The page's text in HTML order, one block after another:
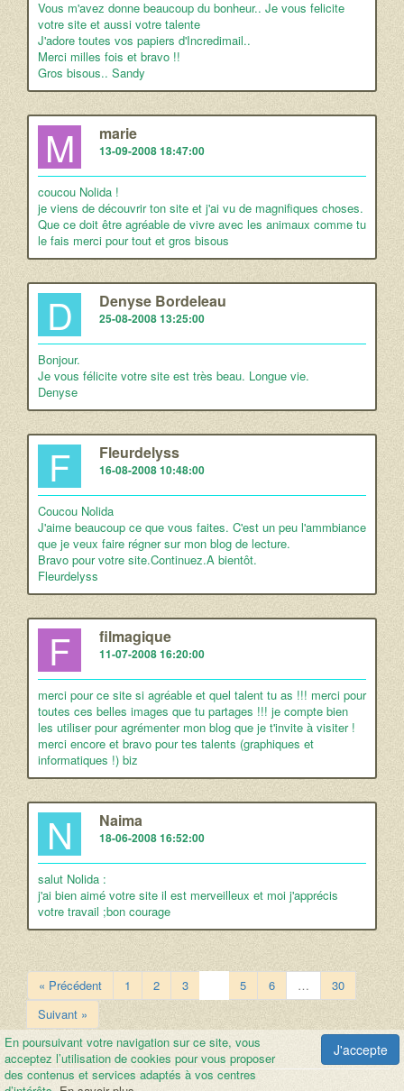
En poursuivant votre navigation sur ce site, vous
acceptez l’utilisation de cookies pour vous proposer
des contenus et services adaptés à vos centres
J'accepte
Vous m'avez donne beaucoup du bonheur.. Je vous felicite
votre site et aussi votre talente
J'adore toutes vos papiers d'Incredimail..
Merci milles fois et bravo !!
Gros bisous.. Sandy
M marie
13-09-2008 18:47:00
coucou Nolida !
je viens de découvrir ton site et j'ai vu de magnifiques choses.
Que ce doit être agréable de vivre avec les animaux comme tu
le fais merci pour tout et gros bisous
D Denyse Bordeleau
25-08-2008 13:25:00
Bonjour.
Je vous félicite votre site est très beau. Longue vie.
Denyse
F Fleurdelyss
16-08-2008 10:48:00
Coucou Nolida
J'aime beaucoup ce que vous faites. C'est un peu l'ammbiance
que je veux faire régner sur mon blog de lecture.
Bravo pour votre site.Continuez.A bientôt.
Fleurdelyss
F filmagique
11-07-2008 16:20:00
merci pour ce site si agréable et quel talent tu as !!! merci pour
toutes ces belles images que tu partages !!! je compte bien
les utiliser pour agrémenter mon blog que je t'invite à visiter !
merci encore et bravo pour tes talents (graphiques et
informatiques !) biz
N Naima
18-06-2008 16:52:00
salut Nolida :
j'ai bien aimé votre site il est merveilleux et moi j'apprécis
votre travail ;bon courage
« Précédent 1 2 3 5 6 …
30
Suivant »